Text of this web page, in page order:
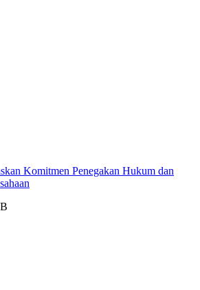
Komitmen Penegakan Hukum dan